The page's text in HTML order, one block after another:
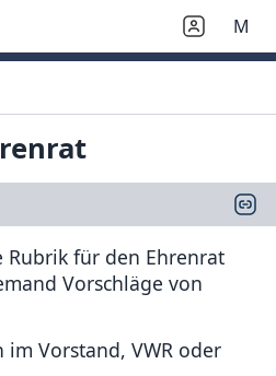
M
für den Ehrenrat
Vorschläge von
Vorstand, VWR oder